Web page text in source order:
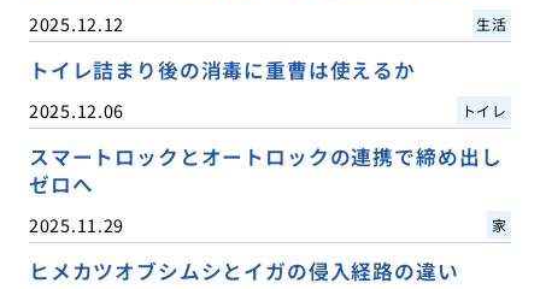
2025.12.12 生活
トイレ詰まり後の消毒に重曹は使えるか
2025.12.06 トイレ
スマートロックとオートロックの連携で締め出し
ゼロへ
2025.11.29 家
ヒメカツオブシムシとイガの侵入経路の違い